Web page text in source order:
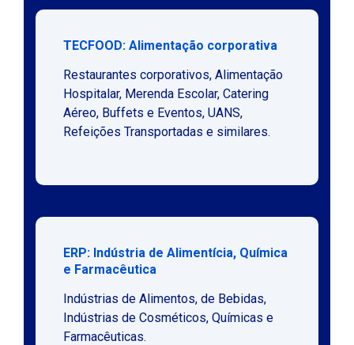
TECFOOD: Alimentação corporativa
Restaurantes corporativos, Alimentação
Hospitalar, Merenda Escolar, Catering
Aéreo, Buffets e Eventos, UANS,
Refeições Transportadas e similares.
ERP: Indústria de Alimentícia, Química
e Farmacêutica
Indústrias de Alimentos, de Bebidas,
Indústrias de Cosméticos, Químicas e
Farmacêuticas.